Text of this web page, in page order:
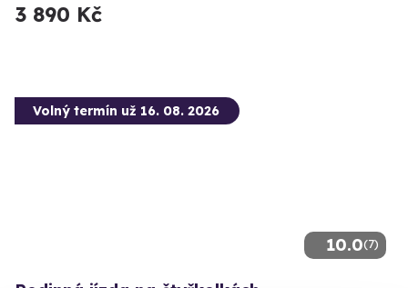
3 890 Kč
10.0(7)
Volný termín už 16. 08. 2026